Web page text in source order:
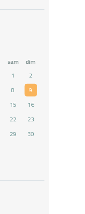
sam
dim
1
2
8
9
15
16
22
23
29
30